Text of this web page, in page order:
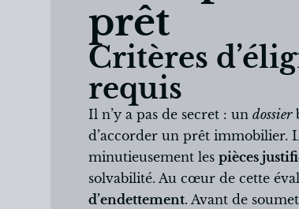
prêt
Critères
requis
Il n’y a pas de secret : un dossier
d’accorder un prêt immobilier.
minutieusement les pièces
solvabilité. Au cœur de cette
d’endettement. Avant de